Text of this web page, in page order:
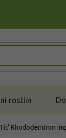
rostlin
Rhododendron